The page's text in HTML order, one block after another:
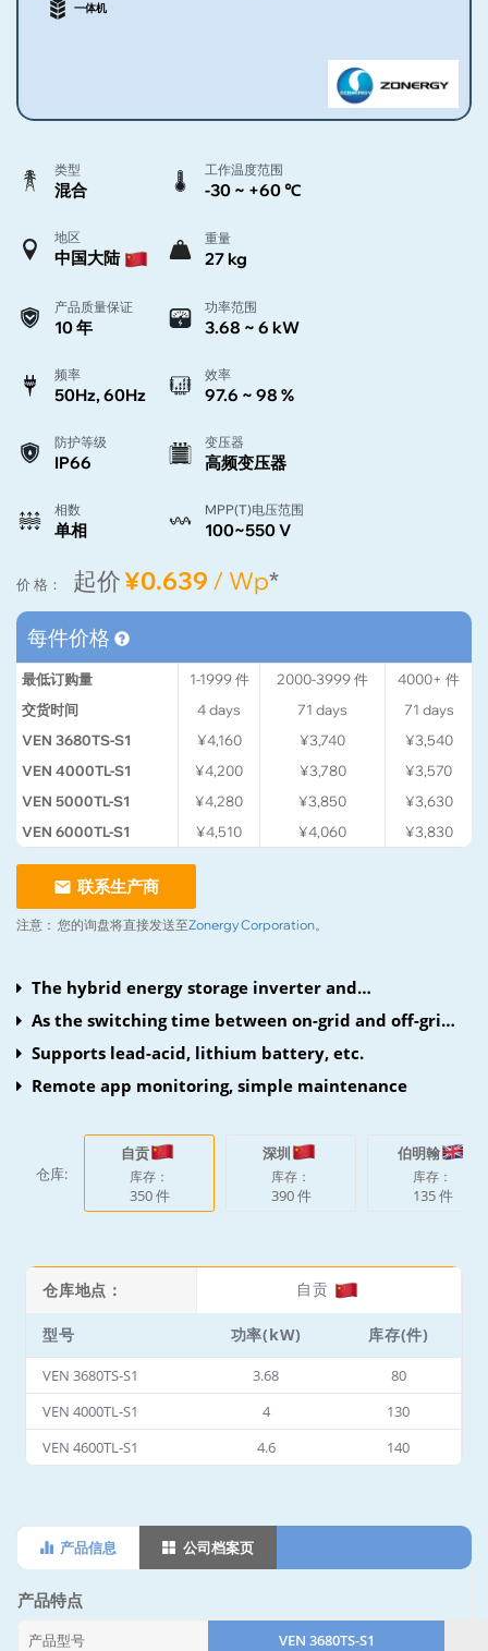
一体机
类型
混合
工作温度范围
-30 ~ +60 ℃
地区
中国大陆
重量
27 kg
产品质量保证
10 年
功率范围
3.68 ~ 6 kW
频率
50Hz, 60Hz
效率
97.6 ~ 98 %
防护等级
IP66
变压器
高频变压器
相数
单相
MPP(T)电压范围
100~550 V
价 格： 起价¥0.639 / Wp*
每件价格
最低订购量 1-1999件 2000-3999件 4000+ 件
交货时间
4days 71 days 71 days
VEN 3680TS-S1
¥4,160 ¥3,740
¥3,540
VEN 4000TL-S1
¥4,200 ¥3,780
¥3,570
VEN 5000TL-S1
¥4,280 ¥3,850
¥3,630
VEN 6000TL-S1
¥4,510 ¥4,060 ¥3,830
联系生产商
注意： 您的询盘将直接发送至Zonergy Corporation。
The hybrid energy storage inverter and
photovoltaic inverter facilitate easy and fast
installation.
As the switching time between on-grid and off-grid
is less than 10 ms, the load is therefore continuously
supplied.
Supports lead-acid, lithium battery, etc.
Remote app monitoring, simple maintenance
仓库:
自贡
库存：
350 件
深圳
库存：
390 件
伯明翰
库存：
135 件
仓库地点： 自贡
型号 功率(kW) 库存(件)
VEN 3680TS-S1 3.68
80
VEN 4000TL-S1
4
130
VEN 4600TL-S1
4.6 140
产品信息 公司档案页
产品特点
产品型号 VEN 3680TS-S1